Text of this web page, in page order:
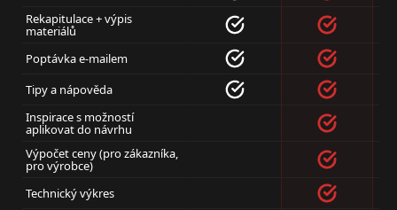
Rekapitulace + výpis
materiálů
Poptávka e-mailem
Tipy a nápověda
Inspirace s možností
aplikovat do návrhu
Výpočet ceny (pro zákazníka,
pro výrobce)
Technický výkres